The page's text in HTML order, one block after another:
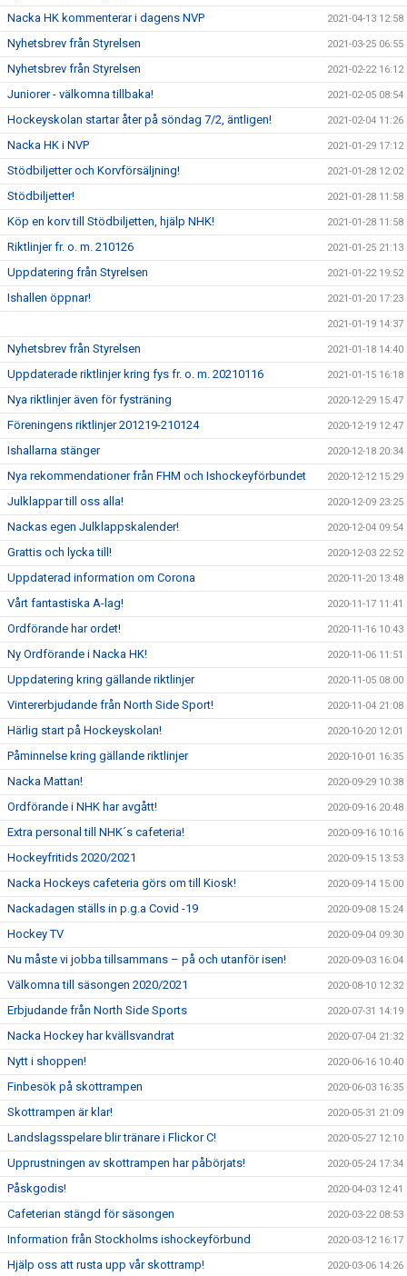
Nacka HK kommenterar i dagens NVP 2021-04-13 12:58
Nyhetsbrev från Styrelsen 2021-03-25 06:55
Nyhetsbrev från Styrelsen 2021-02-22 16:12
Juniorer - välkomna tillbaka! 2021-02-05 08:54
Hockeyskolan startar åter på söndag 7/2, äntligen! 2021-02-04 11:26
Nacka HK i NVP 2021-01-29 17:12
Stödbiljetter och Korvförsäljning! 2021-01-28 12:02
Stödbiljetter! 2021-01-28 11:58
Köp en korv till Stödbiljetten, hjälp NHK! 2021-01-28 11:58
Riktlinjer fr. o. m. 210126 2021-01-25 21:13
Uppdatering från Styrelsen 2021-01-22 19:52
Ishallen öppnar! 2021-01-20 17:23
2021-01-19 14:37
Nyhetsbrev från Styrelsen 2021-01-18 14:40
Uppdaterade riktlinjer kring fys fr. o. m. 20210116 2021-01-15 16:18
Nya riktlinjer även för fysträning 2020-12-29 15:47
Föreningens riktlinjer 201219-210124 2020-12-19 12:47
Ishallarna stänger 2020-12-18 20:34
Nya rekommendationer från FHM och Ishockeyförbundet 2020-12-12 15:29
Julklappar till oss alla! 2020-12-09 23:25
Nackas egen Julklappskalender! 2020-12-04 09:54
Grattis och lycka till! 2020-12-03 22:52
Uppdaterad information om Corona 2020-11-20 13:48
Vårt fantastiska A-lag! 2020-11-17 11:41
Ordförande har ordet! 2020-11-16 10:43
Ny Ordförande i Nacka HK! 2020-11-06 11:51
Uppdatering kring gällande riktlinjer 2020-11-05 08:00
Vintererbjudande från North Side Sport! 2020-11-04 21:08
Härlig start på Hockeyskolan! 2020-10-20 12:01
Påminnelse kring gällande riktlinjer 2020-10-01 16:35
Nacka Mattan! 2020-09-29 10:38
Ordförande i NHK har avgått! 2020-09-16 20:48
Extra personal till NHK´s cafeteria! 2020-09-16 10:16
Hockeyfritids 2020/2021 2020-09-15 13:53
Nacka Hockeys cafeteria görs om till Kiosk! 2020-09-14 15:00
Nackadagen ställs in p.g.a Covid -19 2020-09-08 15:24
Hockey TV 2020-09-04 09:30
Nu måste vi jobba tillsammans – på och utanför isen! 2020-09-03 16:04
Välkomna till säsongen 2020/2021 2020-08-10 12:32
Erbjudande från North Side Sports 2020-07-31 14:19
Nacka Hockey har kvällsvandrat 2020-07-04 21:32
Nytt i shoppen! 2020-06-16 10:40
Finbesök på skottrampen 2020-06-03 16:35
Skottrampen är klar! 2020-05-31 21:09
Landslagsspelare blir tränare i Flickor C! 2020-05-27 12:10
Upprustningen av skottrampen har påbörjats! 2020-05-24 17:34
Påskgodis! 2020-04-03 12:41
Cafeterian stängd för säsongen 2020-03-22 08:53
Information från Stockholms ishockeyförbund 2020-03-12 16:17
Hjälp oss att rusta upp vår skottramp! 2020-03-06 14:26